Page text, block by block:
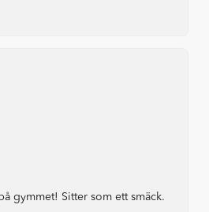
gymmet! Sitter som ett smäck.